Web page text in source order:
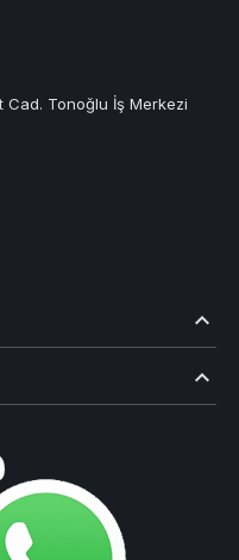
Cad. Tonoğlu İş Merkezi